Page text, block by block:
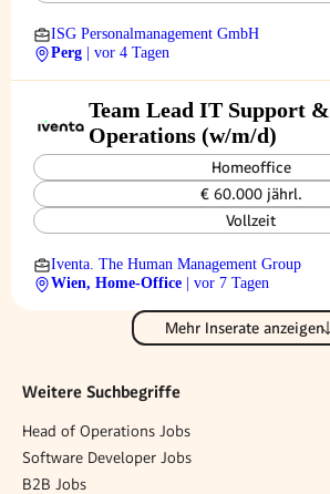
ISG Personalmanagement GmbH
Perg
| vor 4 Tagen
Team Lead IT Support &
Operations (w/m/d)
Homeoffice
€ 60.000 jährl.
Vollzeit
Iventa. The Human Management Group
Wien, Home-Office
| vor 7 Tagen
Mehr Inserate anzeigen
Weitere Suchbegriffe
Head of Operations Jobs
Software Developer Jobs
B2B Jobs